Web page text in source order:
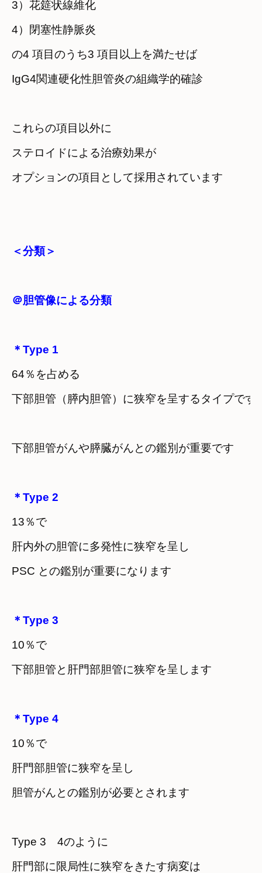
3）花筵状線維化
4）閉塞性静脈炎
の4 項目のうち3 項目以上を満たせば
IgG4関連硬化性胆管炎の組織学的確診
これらの項目以外に
ステロイドによる治療効果が
オプションの項目として採用されています
＜分類＞
＠胆管像による分類
＊Type 1
64％を占める
下部胆管（膵内胆管）に狭窄を呈するタイプです
下部胆管がんや膵臓がんとの鑑別が重要です
＊Type 2
13％で
肝内外の胆管に多発性に狭窄を呈し
PSC との鑑別が重要になります
＊Type 3
10％で
下部胆管と肝門部胆管に狭窄を呈します
＊Type 4
10％で
肝門部胆管に狭窄を呈し
胆管がんとの鑑別が必要とされます
Type 3　4のように
肝門部に限局性に狭窄をきたす病変は